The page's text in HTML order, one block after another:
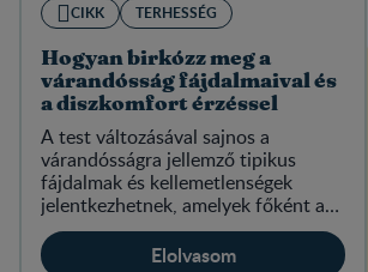
CIKK TERHESSÉG
Hogyan birkózz meg a
várandósság fájdalmaival és
a diszkomfort érzéssel
A test változásával sajnos a
várandósságra jellemző tipikus
fájdalmak és kellemetlenségek
jelentkezhetnek, amelyek főként a
hátat, a lábakat és a lábfejet érintik.
Elolvasom